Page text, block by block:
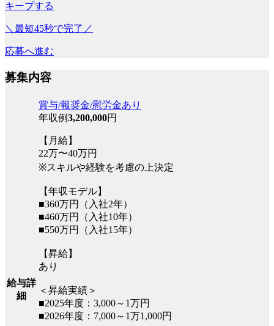
キープする
＼最短45秒で完了／
応募へ進む
募集内容
給与詳
細
賞与/報奨金/慰労金あり
年収例3,200,000円
【月給】
22万〜40万円
※スキルや経験を考慮の上決定
【年収モデル】
■360万円（入社2年）
■460万円（入社10年）
■550万円（入社15年）
【昇給】
あり
＜昇給実績＞
■2025年度：3,000～1万円
■2026年度：7,000～1万1,000円